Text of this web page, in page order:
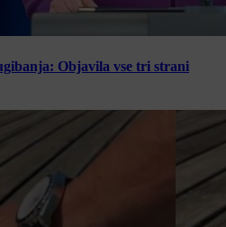
Objavila vse tri strani